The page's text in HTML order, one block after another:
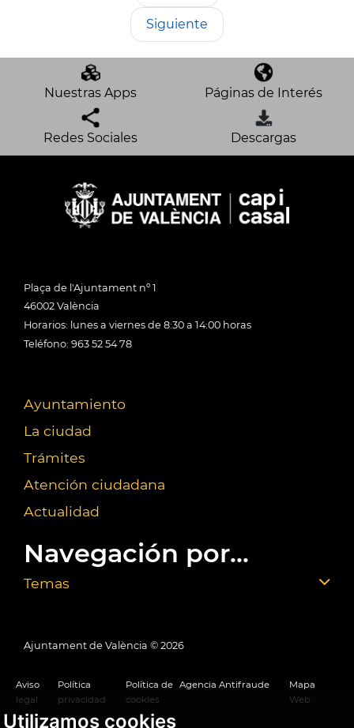
Utilizamos cookies
Siguiente
Nuestras Apps Páginas de Interés
Redes Sociales Descargas
Plaça de l'Ajuntament nº 1
46002 València
Horarios: lunes a viernes de 8:30 a 14:00 horas
Teléfono: 963 52 54 78
Ayuntamiento
La ciudad
Trámites
Atención ciudadana
Actualidad
Navegación por...
Temas
Ajuntament de València © 2026
Aviso
legal
Política
privacidad
Política de
cookies
Agencia Antifraude
Mapa
Web